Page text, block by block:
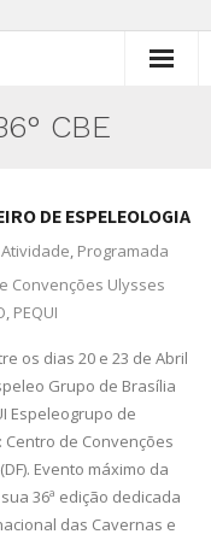
CBE
DE ESPELEOLOGIA
Atividade, Programada
Convenções Ulysses
, PEQUI
os dias 20 e 23 de Abril
Grupo de Brasília
Espeleogrupo de
Centro de Convenções
Evento máximo da
36ª edição dedicada
das Cavernas e